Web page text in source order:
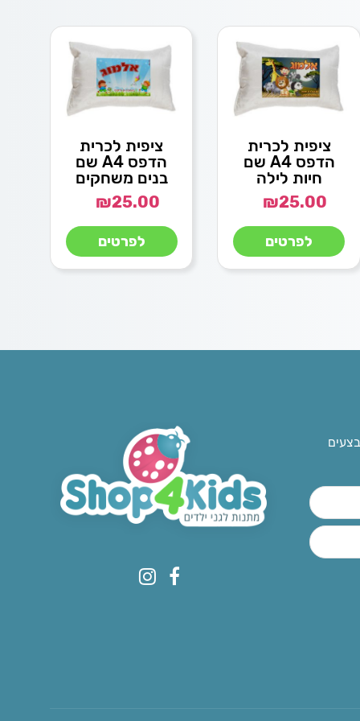
ציפית לכרית
הדפס A4 שם
חיות לילה
₪25.00
לפרטים
ציפית לכרית
הדפס A4 שם
בנים משחקים
₪25.00
לפרטים